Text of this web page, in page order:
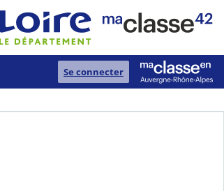
Se connecter